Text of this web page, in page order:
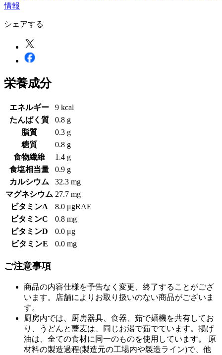
情報
シェアする
栄養成分
エネルギー
9 kcal
たんぱく質
0.8 g
脂質
0.3 g
糖質
0.8 g
食物繊維
1.4 g
食塩相当量
0.9 g
カルシウム
32.3 mg
マグネシウム 27.7 mg
ビタミンA
8.0 μgRAE
ビタミンC
0.8 mg
ビタミンD
0.0 μg
ビタミンE
0.0 mg
ご注意事項
商品の内容仕様を予告なく変更、終了することがござ
います。店舗によりお取り扱いのない商品がございま
す。
厨房内では、厨房器具、食器、茹で麺機を共有してお
り、うどんと蕎麦は、同じお湯で茹でています。揚げ
油は、全ての食材に同一のものを使用しています。 原
材料の製造過程(製造元の工場内や製造ライン)で、他